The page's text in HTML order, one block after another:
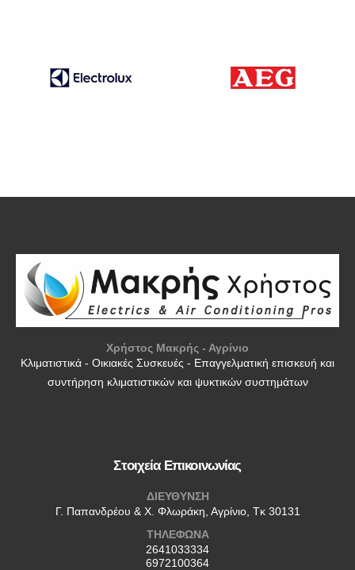
Χρήστος Μακρής - Αγρίνιο
Κλιματιστικά - Οικιακές Συσκευές - Επαγγελματική επισκευή και
συντήρηση κλιματιστικών και ψυκτικών συστημάτων
Στοιχεία Επικοινωνίας
ΔΙΕΥΘΥΝΣΗ
Γ. Παπανδρέου & Χ. Φλωράκη, Αγρίνιο, Τκ 30131
ΤΗΛΕΦΩΝΑ
2641033334
6972100364